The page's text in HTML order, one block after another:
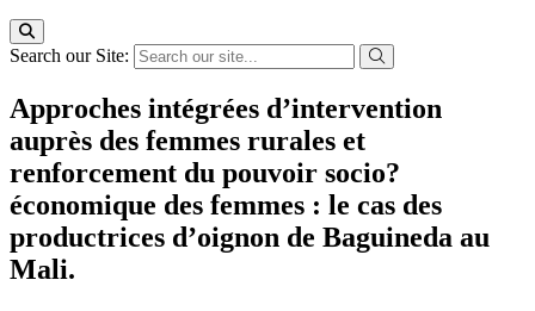
Search our Site:
Approches intégrées d’intervention
auprès des femmes rurales et
renforcement du pouvoir socio?
économique des femmes : le cas des
productrices d’oignon de Baguineda au
Mali.